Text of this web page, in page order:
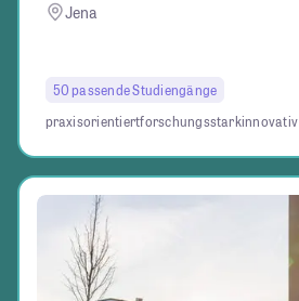
Jena
50 passende Studiengänge
praxisorientiertforschungsstarkinnovativ